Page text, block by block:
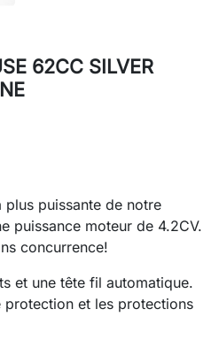
62CC SILVER
puissante de notre
puissance moteur de 4.2CV.
concurrence!
et une tête fil automatique.
protection et les protections